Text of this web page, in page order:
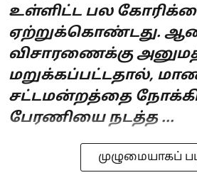
உள்ளிட்ட பல
ஏற்றுக்கொண்டது.
விசாரணைக்கு
மறுக்கப்பட்டதால்,
சட்டமன்றத்தை
பேரணியை நடத்த ...
முழுமையாகப்